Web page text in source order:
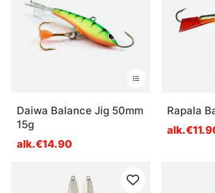
Daiwa Balance Jig 50mm
15g
alk.€14.90
Rapala